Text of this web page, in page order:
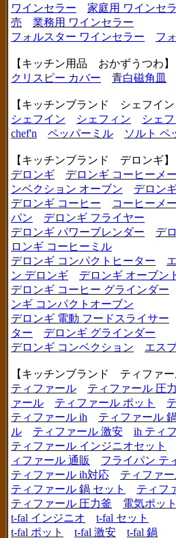
ワインセラー
家庭用 ワインセ
売
業務用 ワインセラー
フォルスター ワインセラー
フ
【キッチン用品 おかずうつわ】
クリスピー カバー
青白磁角皿
【キッチンブランド シェフイン
シェフイン
シェフィン シェ
chef'n
ペッパーミル ソルト ペ
【キッチンブランド デロンギ】
デロンギ
デロンギ コーヒーメ
ンベクション オーブン
デロン
デロンギ コーヒー
コーヒーメ
パン
デロンギ フライヤー
デロンギ パワーブレンダー
デ
ロンギ コーヒーミル
デロンギ コンパクトヒーター
ン デロンギ
デロンギ オーブン
デロンギ コーヒー グラインダー
ンギ コンパクトオーブン
デロンギ 電動 フードスライサー
ター
デロンギ グラインダー
デロンギ コンベクション
エス
【キッチンブランド ティファー
ティファール
ティファール 圧
ァール
ティファール ポット
ティファール ih
ティファール
ル
ティファール 激安
ih ティ
ティファール インジニオセット
ィファール 通販
フライパン テ
ティファール ih対応
ティファ
ティファール 鍋 セット
ティフ
ティファール 圧力釜
電気ポッ
t-fal インジニオ
t-fal セット
t-fal ポット
t-fal 激安 t-fal 鍋